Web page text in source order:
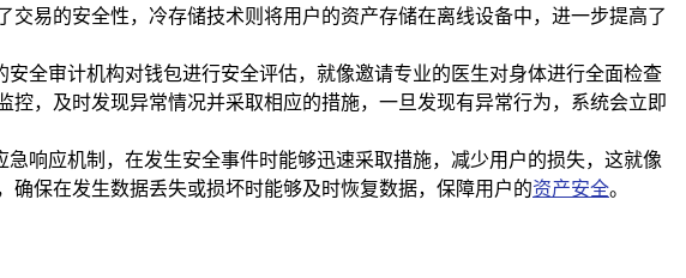
易的安全性，冷存储技术则将用户的资产存储在离线设备中，进一步提高了
全审计机构对钱包进行安全评估，就像邀请专业的医生对身体进行全面检查
，及时发现异常情况并采取相应的措施，一旦发现有异常行为，系统会立即
响应机制，在发生安全事件时能够迅速采取措施，减少用户的损失，这就像
保在发生数据丢失或损坏时能够及时恢复数据，保障用户的资产安全。